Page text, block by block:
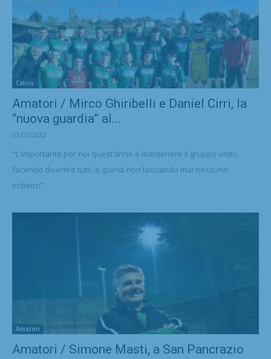
Calcio
Amatori / Mirco Ghiribelli e Daniel Cirri, la
“nuova guardia” al...
01/02/2022
"L'importante per noi quest’anno è mantenere il gruppo unito,
facendo divertire tutti, e quindi non lasciando mai nessuno
indietro”
Amatori
Amatori / Simone Masti, a San Pancrazio